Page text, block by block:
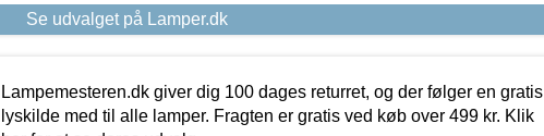
Se udvalget på Lamper.dk
Lampemesteren.dk giver dig 100 dages returret, og der følger en gratis
lyskilde med til alle lamper. Fragten er gratis ved køb over 499 kr. Klik